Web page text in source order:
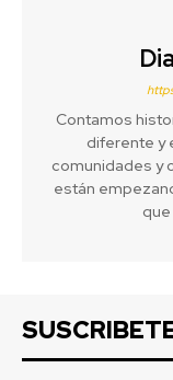
Contamos
diferente y
comunidades y
están